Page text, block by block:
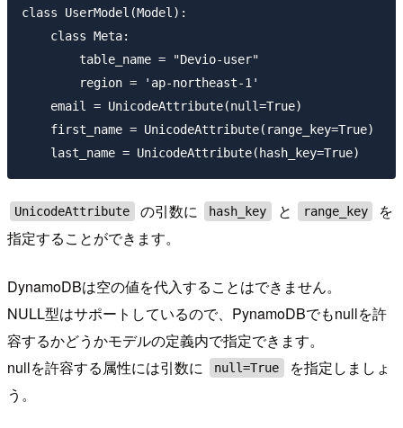
class UserModel(Model):
    class Meta:
        table_name = "Devio-user"
        region = 'ap-northeast-1'
    email = UnicodeAttribute(null=True)
    first_name = UnicodeAttribute(range_key=True)
UnicodeAttribute の引数に hash_key と range_key
を
指定することができます。
DynamoDBは空の値を代入することはできません。
NULL型はサポートしているので、PynamoDBでもnullを許
容するかどうかモデルの定義内で指定できます。
nullを許容する属性には引数に
null=True
を指定しましょ
う。